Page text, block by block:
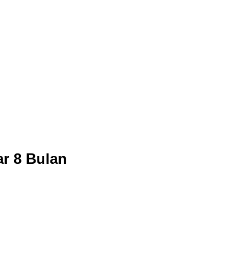
8 Bulan